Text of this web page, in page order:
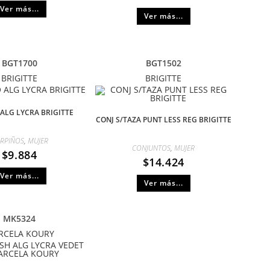
Ver más...
Ver más...
BGT1700
BRIGITTE
LYCRA BRIGITTE
,MUJER
$9.884
Ver más...
BGT1502
BRIGITTE
CONJ S/TAZA PUNT LESS REG BRIGITTE
CONJUNTOS,MUJER
$14.424
Ver más...
MK5324
KOURY